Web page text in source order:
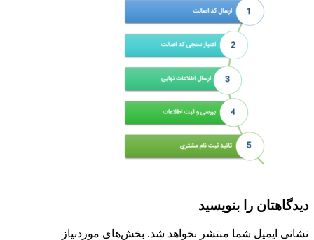
دیدگاهتان را بنویسید
نشانی ایمیل شما منتشر نخواهد شد. بخش‌های موردنیاز